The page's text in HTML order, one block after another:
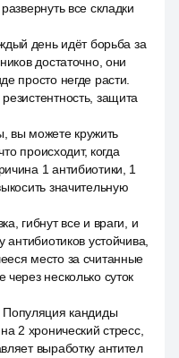
все складки
день идёт борьба за
достаточно, они
просто негде расти.
защита
вы можете кружить
происходит, когда
1 антибиотики, 1
значительную
гибнут все и враги, и
устойчива,
место за считанные
несколько суток
Популяция кандиды
2 хронический стресс,
выработку антител